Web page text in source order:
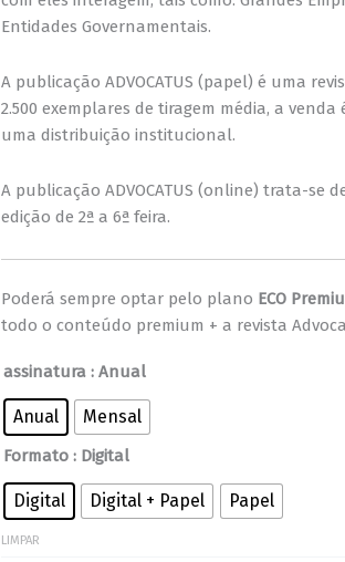
Entidades Governamentais.
A publicação ADVOCATUS (papel) é uma
2.500 exemplares de tiragem média, a
uma distribuição institucional.
A publicação ADVOCATUS (online) trata-se
edição de 2ª a 6ª feira.
Poderá sempre optar pelo plano ECO
todo o conteúdo premium + a revista
assinatura : Anual
Anual Mensal
Formato : Digital
Digital Digital + Papel Papel
LIMPAR